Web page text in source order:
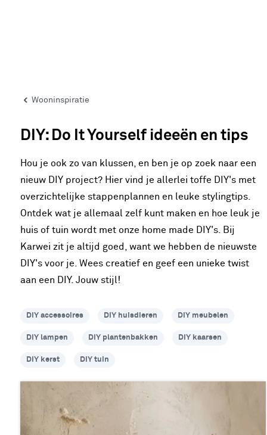
Wooninspiratie
DIY: Do It Yourself ideeën en tips
Hou je ook zo van klussen, en ben je op zoek naar een
nieuw DIY project? Hier vind je allerlei toffe DIY's met
overzichtelijke stappenplannen en leuke stylingtips.
Ontdek wat je allemaal zelf kunt maken en hoe leuk je
huis of tuin wordt met onze home made DIY's. Bij
Karwei zit je altijd goed, want we hebben de nieuwste
DIY's voor je. Wees creatief en geef een unieke twist
aan een DIY. Jouw stijl!
DIY accessoires DIY huisdieren DIY meubelen
DIY lampen DIY plantenbakken DIY kaarsen
DIY kerst DIY tuin